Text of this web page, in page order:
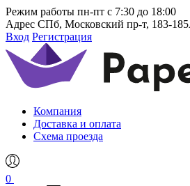
Режим работы пн-пт с 7:30 до 18:00
Адрес СПб, Московский пр-т, 183-
Вход Регистрация
Компания
Доставка и оплата
Схема проезда
0